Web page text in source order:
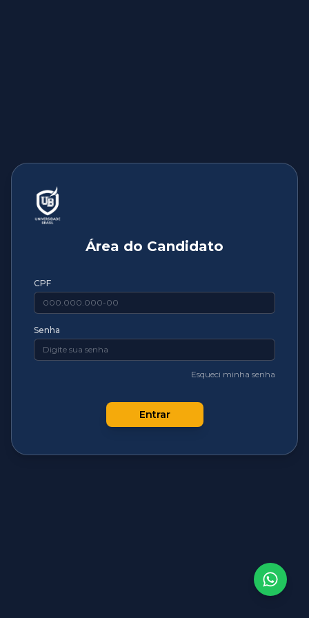
Área do Candidato
CPF
Senha
Esqueci minha senha
Entrar